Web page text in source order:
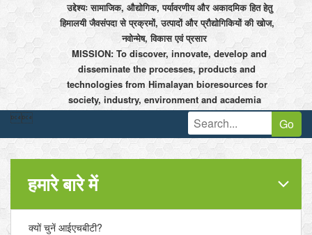
उद्देश्यः सामाजिक, औद्योगिक, पर्यावरणीय और अकादमिक हित हेतु
हिमालयी जैवसंपदा से प्रक्रमों, उत्पादों और प्रौद्योगिकियों की खोज,
नवोन्मेष, विकास एवं प्रसार
MISSION: To discover, innovate, develop and
disseminate the processes, products and
technologies from Himalayan bioresources for
society, industry, environment and academia
 Go
हमारे बारे में
क्यों चुनें आईएचबीटी?